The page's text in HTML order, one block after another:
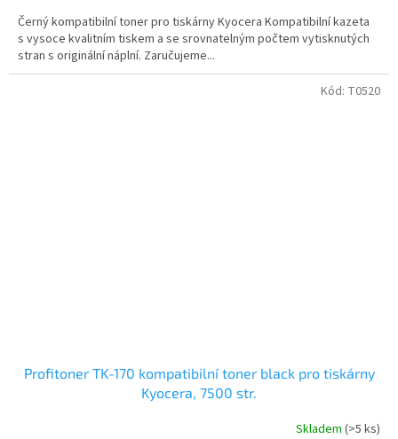
Černý kompatibilní toner pro tiskárny Kyocera Kompatibilní kazeta
s vysoce kvalitním tiskem a se srovnatelným počtem vytisknutých
stran s originální náplní. Zaručujeme...
Profitoner TK-170 kompatibilní toner black pro tiskárny
Kyocera, 7500 str.
Skladem (>5 ks)
Kód: T0520